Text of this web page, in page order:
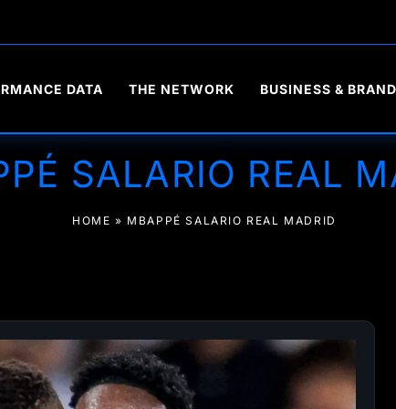
DATA THE NETWORK BUSINESS & BRAND
SALARIO REAL
HOME » MBAPPÉ SALARIO REAL MADRID